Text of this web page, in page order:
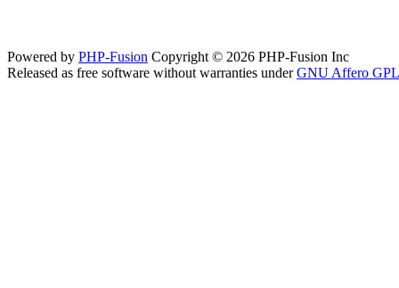
Powered by PHP-Fusion Copyright © 2026 PHP-Fusion Inc
Released as free software without warranties underGNU Affero GPL